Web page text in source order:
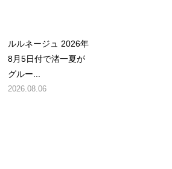
ルルネージュ 2026年
8月5日付で渚一夏が
グルー...
2026.08.06